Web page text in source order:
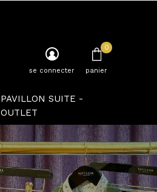
PAVILLON SUITE -
OUTLET
se connecter panier
0